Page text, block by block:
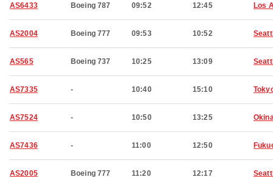
AS6433 Boeing 787 09:52 12:45 Los
AS2004 Boeing 777 09:53 10:52
AS565 Boeing 737 10:25 13:09
AS7335 - 10:40 15:10
AS7524 - 10:50 13:25
AS7436 - 11:00 12:50
AS2005 Boeing 777 11:20 12:17